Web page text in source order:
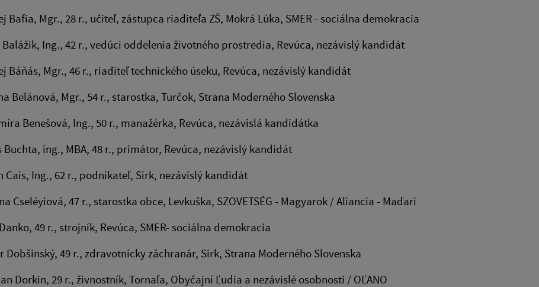
Bafia, Mgr., 28 r., učiteľ, zástupca riaditeľa ZŠ, Mokrá Lúka, SMER - sociálna demokracia
Balážik, Ing., 42 r., vedúci oddelenia životného prostredia, Revúca, nezávislý kandidát
Báňás, Mgr., 46 r., riaditeľ technického úseku, Revúca, nezávislý kandidát
Belánová, Mgr., 54 r., starostka, Turčok, Strana Moderného Slovenska
Benešová, Ing., 50 r., manažérka, Revúca, nezávislá kandidátka
Buchta, ing., MBA, 48 r., primátor, Revúca, nezávislý kandidát
Cais, Ing., 62 r., podnikateľ, Sirk, nezávislý kandidát
Cseléyiová, 47 r., starostka obce, Levkuška, SZOVETSÉG - Magyarok / Aliancia - Maďari
49 r., strojník, Revúca, SMER- sociálna demokracia
Dobšinský, 49 r., zdravotnícky záchranár, Sirk, Strana Moderného Slovenska
Dorkin, 29 r., živnostník, Tornaľa, Obyčajní Ľudia a nezávislé osobnosti / OĽANO